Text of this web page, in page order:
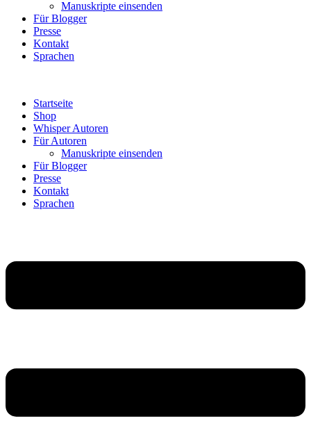
Manuskripte einsenden
Für Blogger
Presse
Kontakt
Sprachen
Startseite
Shop
Whisper Autoren
Für Autoren
Manuskripte einsenden
Für Blogger
Presse
Kontakt
Sprachen